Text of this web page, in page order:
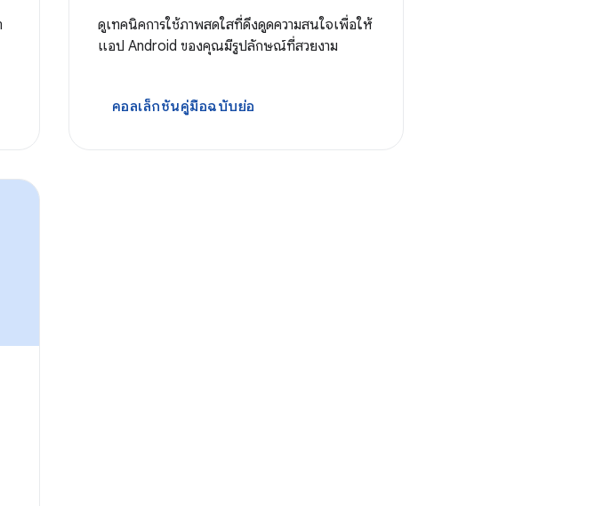
ดูเทคนิคการใช้ภาพสดใสที่ดึงดูดความสนใจเพื่อให้
แอป Android ของคุณมีรูปลักษณ์ที่สวยงาม
คอลเล็กชันคู่มือฉบับย่อ